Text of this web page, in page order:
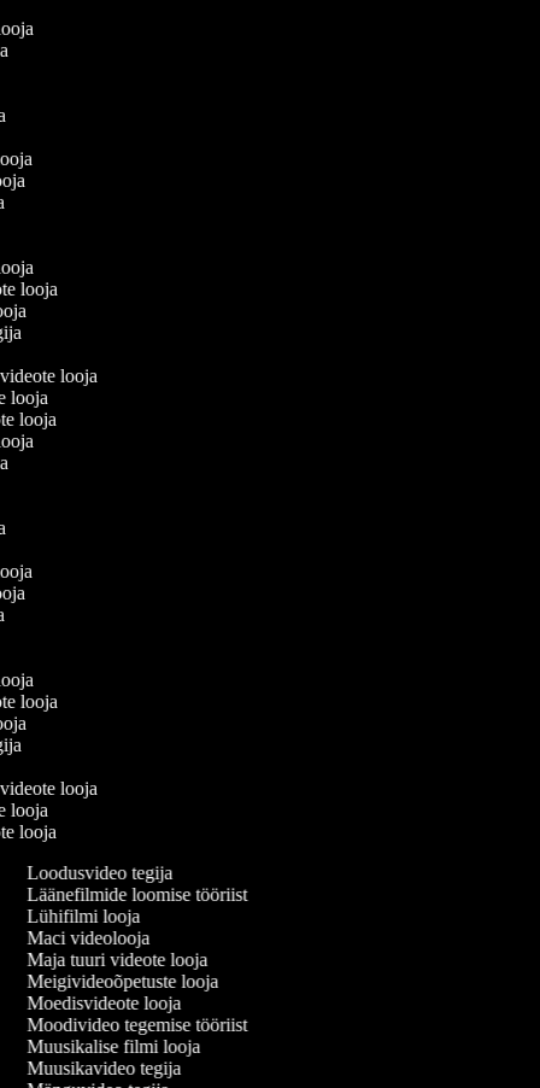
looja
looja
looja
looja
looja
looja
looja
looja
Loodusvideo tegija
Läänefilmide loomise tööriist
Lühifilmi looja
Maci videolooja
Maja tuuri videote looja
Meigivideoõpetuste looja
Moedisvideote looja
Moodivideo tegemise tööriist
Muusikalise filmi looja
Muusikavideo tegija